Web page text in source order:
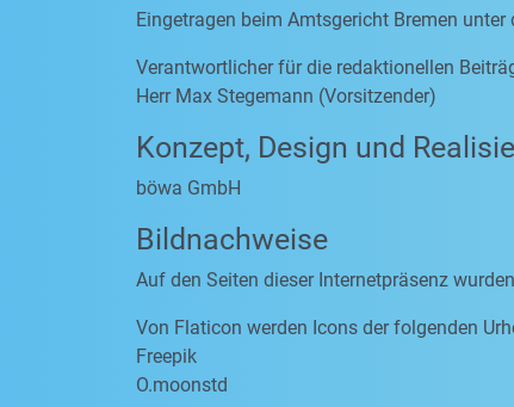
Eingetragen beim Amtsgericht Bremen unter
Verantwortlicher für die redaktionellen
Herr Max Stegemann (Vorsitzender)
Konzept, Design und
böwa GmbH
Bildnachweise
Auf den Seiten dieser Internetpräsenz
Von Flaticon werden Icons der folgenden
Freepik
O.moonstd